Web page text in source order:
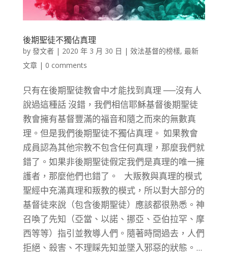
後期聖徒不獨佔真理
by 發文者| 2020 年 3 月 30 日 | 效法基督的榜樣, 最新
文章| 0 comments
只有在後期聖徒教會中才能找到真理 ──沒有人
說過這種話 沒錯，我們相信耶穌基督後期聖徒
教會擁有基督豐滿的福音和隨之而來的無數真
理。但是我們後期聖徒不獨佔真理。 如果教會
成員認為其他宗教不包含任何真理，那麼我們就
錯了。如果非後期聖徒假定我們是真理的唯一擁
護者，那麼他們也錯了。 大叛教與真理的模式
聖經中充滿真理和叛教的模式，所以對大部分的
基督徒來說（包含後期聖徒）應該都很熟悉。神
召喚了先知（亞當、以諾、挪亞、亞伯拉罕、摩
西等等）指引並教導人們。隨著時間過去，人們
拒絕、殺害、不理睬先知並墜入邪惡的狀態。...